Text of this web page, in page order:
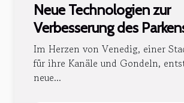
Neue Technologien zur
Verbesserung des
Venedig
Im Herzen von Venedig, einer
für ihre Kanäle und Gondeln,
neue...